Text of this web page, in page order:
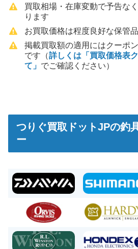
ダイワ 荒法師 武天J 11尺 へら竿 未使用
釣具買取クーポン
（
ダイワ 荒法師 武天Ｋ16尺 へら竿 未使用
釣具買取クーポン
g-turi20260810
（
迄）
シマノ へら竿 飛天弓 閃光レインボー 27
釣具買取クーポン g-turi20260701
シマノ へら竿 飛天弓 柳 18尺 未使用
迄）
シマノ へら竿 飛天弓 閃光L 24尺 未使用
迄）
釣具買取クーポン g-turi20260705 （
迄）
ダイワ 22 イグジスト LT 2500S-DH ベイ
釣具買取クーポン
g-turi20260706 （
未使用
釣具買取クーポン g-turi20260707 （
迄）
買取相場・在庫変動で予告な
ります
お買取価格は程度良好な保管
掲載買取額の適用にはクーポ
です（詳しくは「買取価格表
て」 でご確認ください）
つりぐ買取ドットJPの釣
ー